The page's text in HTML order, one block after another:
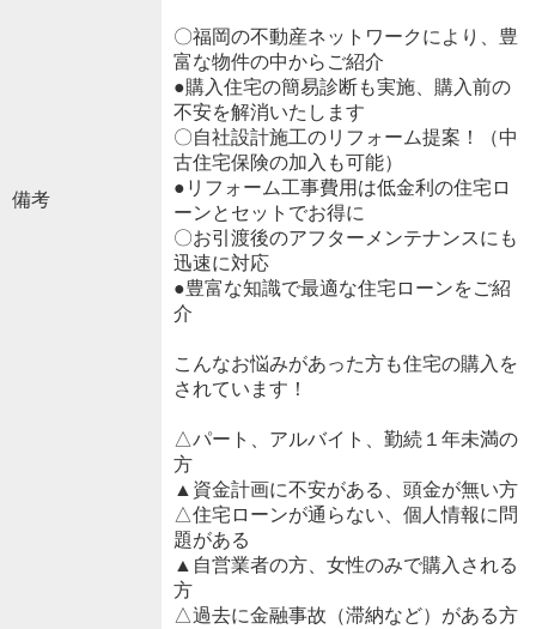
備考
〇福岡の不動産ネットワークにより、豊
富な物件の中からご紹介
●購入住宅の簡易診断も実施、購入前の
不安を解消いたします
〇自社設計施工のリフォーム提案！（中
古住宅保険の加入も可能）
●リフォーム工事費用は低金利の住宅ロ
ーンとセットでお得に
〇お引渡後のアフターメンテナンスにも
迅速に対応
●豊富な知識で最適な住宅ローンをご紹
介
こんなお悩みがあった方も住宅の購入を
されています！
△パート、アルバイト、勤続１年未満の
方
▲資金計画に不安がある、頭金が無い方
△住宅ローンが通らない、個人情報に問
題がある
▲自営業者の方、女性のみで購入される
方
△過去に金融事故（滞納など）がある方